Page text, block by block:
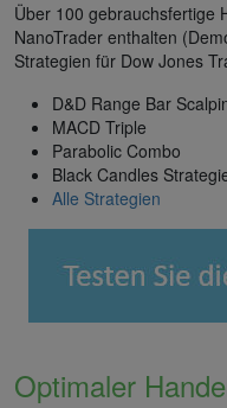
Über 100 gebrauchsfertige
NanoTrader enthalten
Strategien für Dow Jones
D&D Range Bar
MACD Triple
Parabolic Combo
Black Candles
Alle Strategien
Optimaler